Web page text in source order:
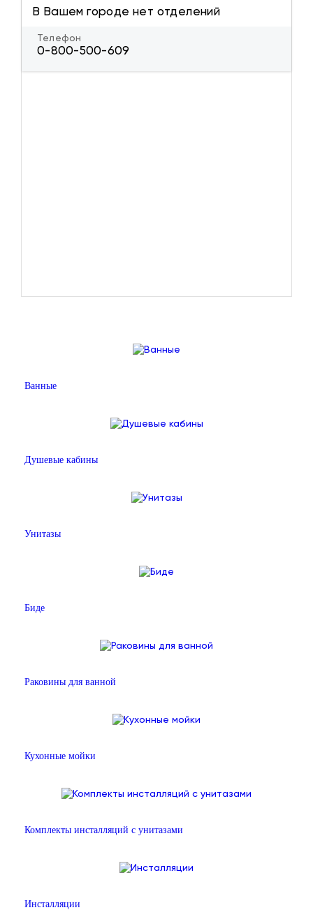
В Вашем городе нет отделений
Телефон
0-800-500-609
Ванные
Душевые кабины
Унитазы
Биде
Раковины для ванной
Кухонные мойки
Комплекты инсталляций с унитазами
Инсталляции